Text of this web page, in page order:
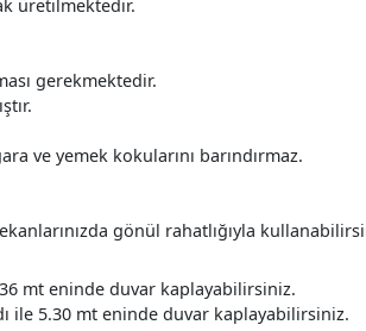
üretilmektedir.
gerekmektedir.
ve yemek kokularını barındırmaz.
gönül rahatlığıyla
mt eninde duvar kaplayabilirsiniz.
ile 5.30 mt eninde duvar kaplayabilirsiniz.